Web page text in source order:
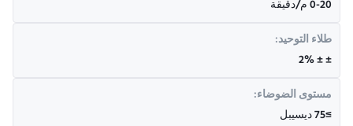
0-20 م/دقيقة
طلاء التوحيد:
± ± 2%
مستوى الضوضاء:
≥75 ديسيبل